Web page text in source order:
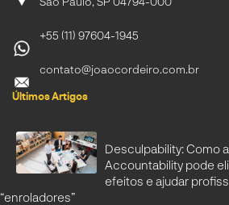
+55 (11) 97604-1945
contato@joaocordeiro.com.br
Últimos Artigos
Desculpability: Como a
Accountability pode
efeitos e ajudar
“enroladores”